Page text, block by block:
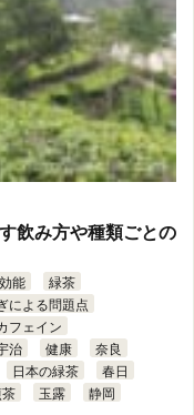
飲み方や種類ごとの
能
緑茶
による問題点
フェイン
治 健康
奈良
日本の緑茶
春日
玉露 静岡